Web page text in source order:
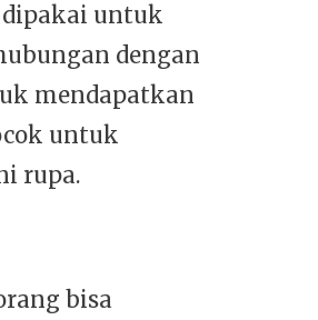
untuk
dengan
mendapatkan
untuk
rupa.
bisa